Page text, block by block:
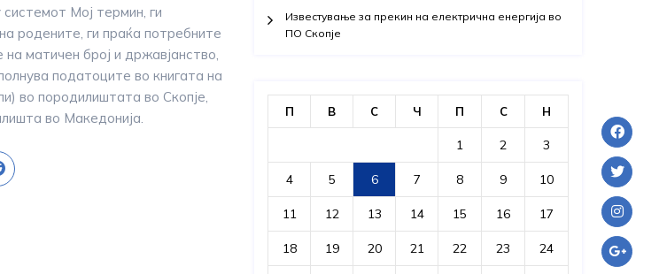
Мој термин, ги
родените, ги праќа потребните
матичен број и државјанство,
податоците во книгата на
во породилиштата во Скопје,
во Македонија.
Известување за прекин на електрична енергија во
ПО Скопје
П В С Ч П С Н
1 2 3
4 5 6 7 8 9 10
11 12 13 14 15 16 17
18 19 20 21 22 23 24